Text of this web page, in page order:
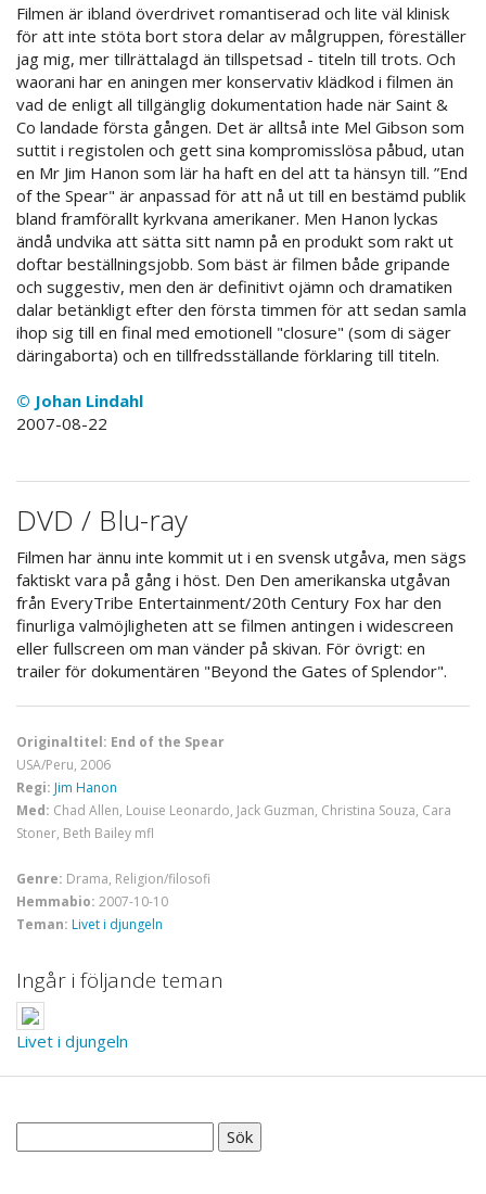
Filmen är ibland överdrivet romantiserad och lite väl klinisk
för att inte stöta bort stora delar av målgruppen, föreställer
jag mig, mer tillrättalagd än tillspetsad - titeln till trots. Och
waorani har en aningen mer konservativ klädkod i filmen än
vad de enligt all tillgänglig dokumentation hade när Saint &
Co landade första gången. Det är alltså inte Mel Gibson som
suttit i registolen och gett sina kompromisslösa påbud, utan
en Mr Jim Hanon som lär ha haft en del att ta hänsyn till. ”End
of the Spear" är anpassad för att nå ut till en bestämd publik
bland framförallt kyrkvana amerikaner. Men Hanon lyckas
ändå undvika att sätta sitt namn på en produkt som rakt ut
doftar beställningsjobb. Som bäst är filmen både gripande
och suggestiv, men den är definitivt ojämn och dramatiken
dalar betänkligt efter den första timmen för att sedan samla
ihop sig till en final med emotionell "closure" (som di säger
däringaborta) och en tillfredsställande förklaring till titeln.
© Johan Lindahl
2007-08-22
DVD / Blu-ray
Filmen har ännu inte kommit ut i en svensk utgåva, men sägs
faktiskt vara på gång i höst. Den Den amerikanska utgåvan
från EveryTribe Entertainment/20th Century Fox har den
finurliga valmöjligheten att se filmen antingen i widescreen
eller fullscreen om man vänder på skivan. För övrigt: en
trailer för dokumentären "Beyond the Gates of Splendor".
Originaltitel: End of the Spear
USA/Peru, 2006
Regi: Jim Hanon
Med: Chad Allen, Louise Leonardo, Jack Guzman, Christina Souza, Cara
Stoner, Beth Bailey mfl
Genre: Drama, Religion/filosofi
Hemmabio: 2007-10-10
Teman: Livet i djungeln
Ingår i följande teman
Livet i djungeln
Sök